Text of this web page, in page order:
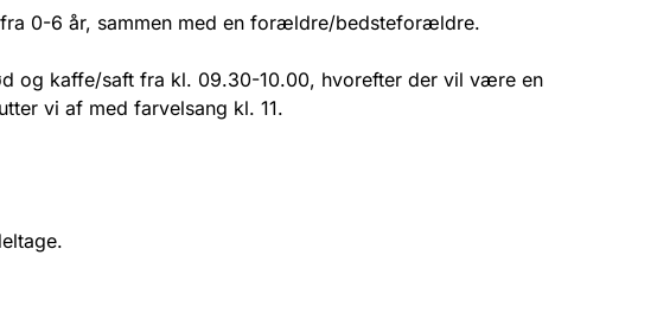
0-6 år, sammen med en forældre/bedsteforældre.
og kaffe/saft fra kl. 09.30-10.00, hvorefter der vil være en
vi af med farvelsang kl. 11.